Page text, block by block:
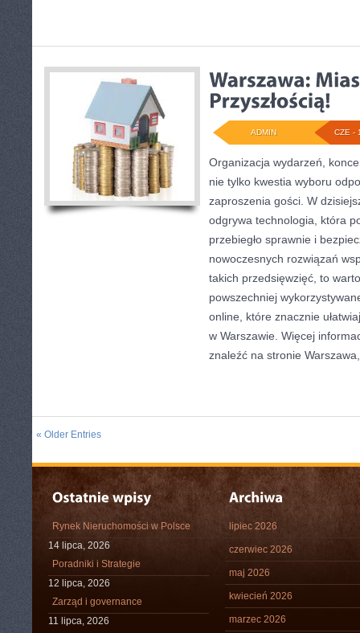
CZE -
ADMIN
Organizacja wydarzeń,
nie tylko kwestia wyboru
zaproszenia gości. W
odgrywa technologia, która
przebiegło sprawnie i
nowoczesnych rozwiązań
takich przedsięwzięć, to
powszechniej
online, które znacznie
w Warszawie. Więcej
znaleźć na stronie Warszawa,
« Older Entries
Rynek Nieruchomości w Polsce
14 lipca, 2026
Poradniki i Strategie
12 lipca, 2026
Zarząd i governance
11 lipca, 2026
lipiec 2026
czerwiec 2026
maj 2026
kwiecień 2026
marzec 2026